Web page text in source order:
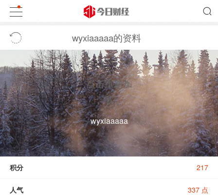
wyxiaaaaa的资料
点击重新加
载
wyxiaaaaa
217
积分
337 点
人气